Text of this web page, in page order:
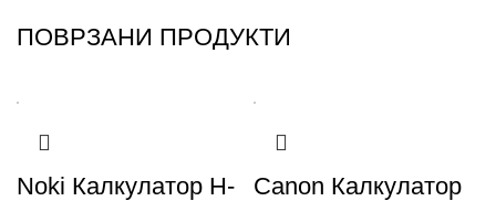
ПОВРЗАНИ ПРОДУКТИ
Noki Калкулатор H-
Canon Калкулатор